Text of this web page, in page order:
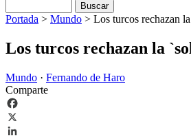
Portada > Mundo > Los turcos rechazan
Los turcos rechazan la
Mundo · Fernando de Haro
Comparte
Facebook
X